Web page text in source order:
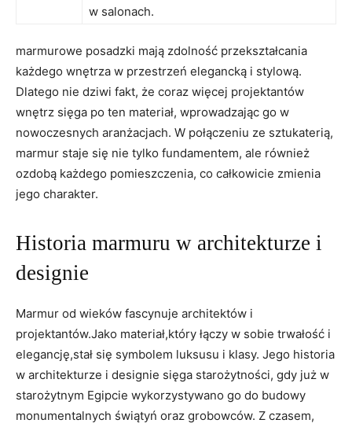
w salonach.
marmurowe posadzki mają zdolność przekształcania
każdego wnętrza w przestrzeń elegancką i stylową.
Dlatego nie dziwi fakt, że coraz więcej projektantów
wnętrz sięga po ten materiał, wprowadzając go w
nowoczesnych aranżacjach. W połączeniu ze sztukaterią,
marmur staje się nie tylko fundamentem, ale również
ozdobą każdego pomieszczenia, co całkowicie zmienia
jego charakter.
Historia marmuru w architekturze i
designie
Marmur od wieków fascynuje architektów i
projektantów.Jako materiał,który łączy w sobie trwałość i
elegancję,stał się symbolem luksusu i klasy. Jego historia
w architekturze i designie sięga starożytności, gdy już w
starożytnym Egipcie wykorzystywano go do budowy
monumentalnych świątyń oraz grobowców. Z czasem,